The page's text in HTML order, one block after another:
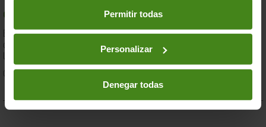
en los botones facilitados a continuación:
Permitir todas
Personalizar
Denegar todas
desigualtat a Espanya
En el marc de la lluita contra la desigualtat, Oxfam Intermón ha
desenvolupat una eina d'anàlisi estructural de les causes de
la...
Ciutadania- Governabilitat i Drets Humans